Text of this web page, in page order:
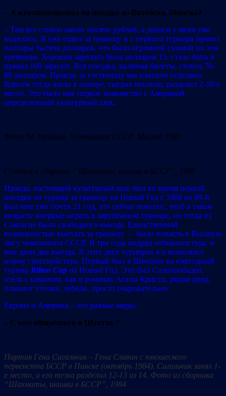
– А кто спонсировал на поездку из Витебска, Минска?
– Там все стоило около тысячи рублей, а деньги у меня уже
водились. Я уже ездил за границу и с первого турнира привез
полторы тысячи долларов, что было огромной суммой по тем
временам. Хорошая зарплата была долларов 15, стало быть я
привез 100 зарплат. Вся поездка, включая билеты, стоила 70-
80 долларов. Правда, за гостиницу мы платили отдельно.
Вдвоем тогда жили в номере, сыграл неплохо, разделил 2-10-е
место. Это было мое первое знакомство с Америкой,
определенный культурный шок.
Фото М. Рабкина. Чемпионат СССР, Москва 1988
Статья в сборнике “Шахматы, шашки в БССР”, 1989
Правда, настоящий культурный шок был во время первой
поездки на турнир за границу на Новый Год с 1988 на 89-й.
Был мне уже почти 21 год, это сейчас нонсенс, чтоб в таком
возрасте впервые играть в зарубежном турнире, но тогда из
Союза не было свободного выезда. Единственной
возможностью выехать за границу – было попасть в Высшую
лигу чемпионата СССР. Я три года подряд отбирался туда, и
мне дали два выезда. В этих двух турнирах я и выполнил
норму гроссмейстера. Первый был в Швецию на ежегодный
турнир Rilton Cup на Новый Год. Это был Сальтшобаден,
отель с камином, как в романах Агаты Кристи, рядом пруд,
плавают уточки, лебеди, просто очаровательно.
Европа и Америка – это разные миры.
– С кем общаешься в Штатах ?
Партия Гена Сагальчик – Гена Славин с юношеского
первенства БССР в Пинске (октябрь 1984). Сагальчик занял 1-
е место, а его тезка разделил 12-13 из 14. Фото из сборника
“Шахматы, шашки в БССР”, 1984